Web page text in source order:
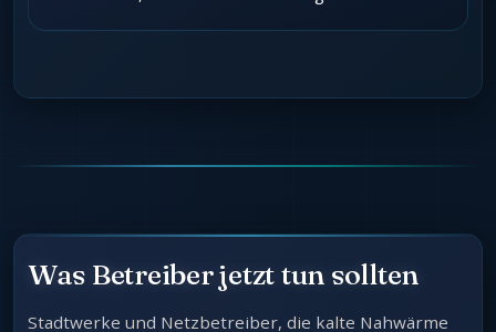
Was Betreiber jetzt tun sollten
Stadtwerke und Netzbetreiber, die kalte Nahwärme